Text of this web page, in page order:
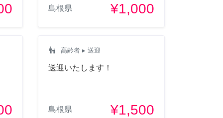
島根県 ¥1,000
escalator_warning 高齢者 ▸ 送迎
送迎いたします！
島根県 ¥1,500